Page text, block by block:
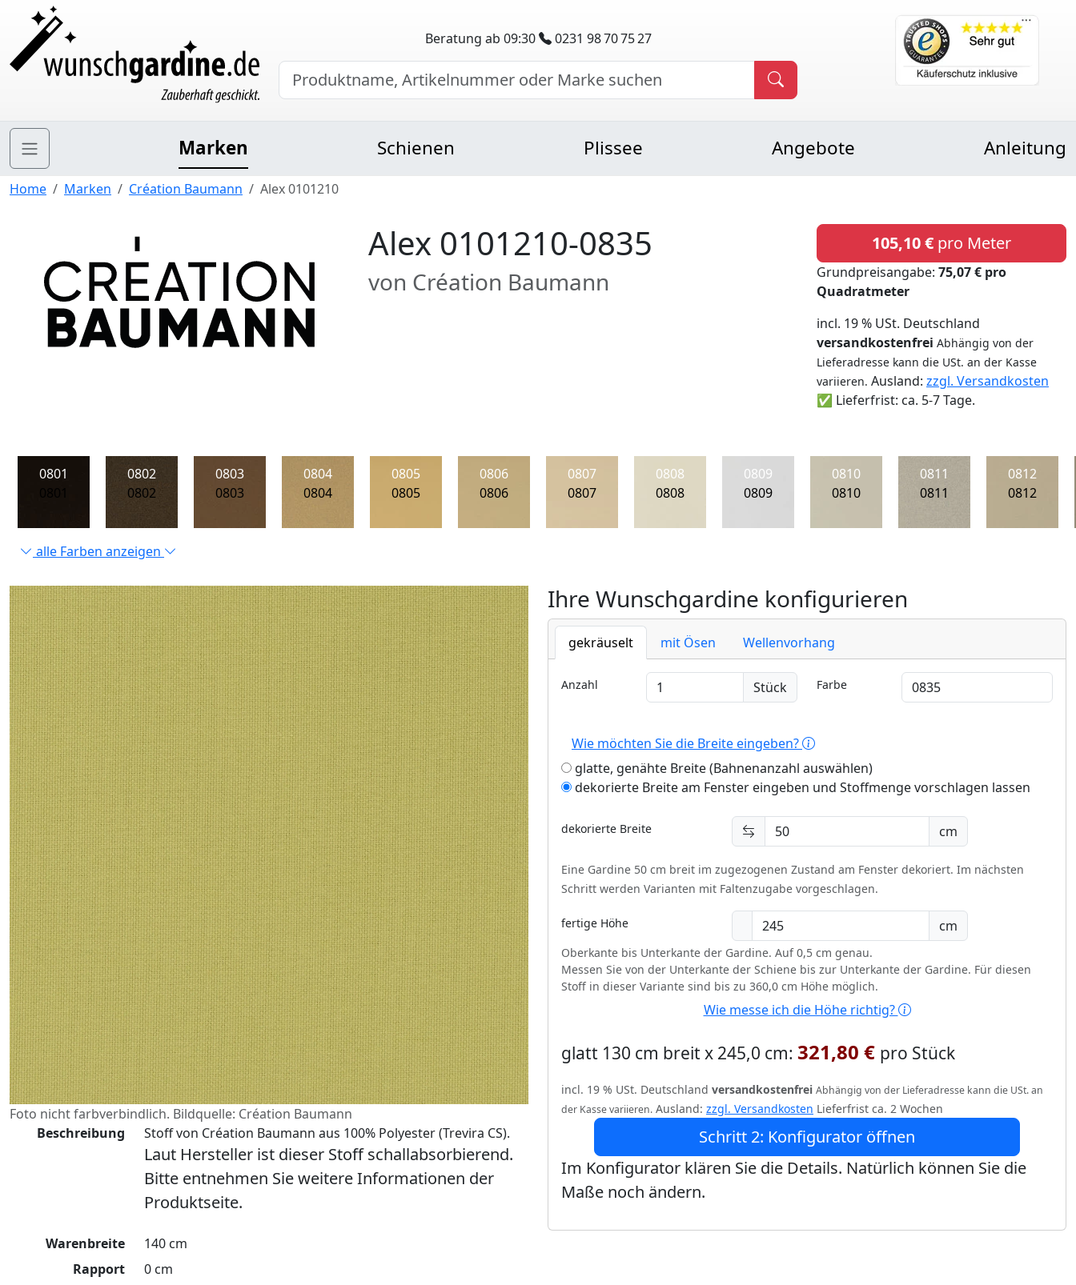
Beratung ab 09:30 0231 98 70 75 27
Marken Schienen Plissee Angebote Anleitung
Home Marken Création Baumann Alex 0101210
Alex 0101210-0835
von Création Baumann
105,10 € pro Meter
Grundpreisangabe: 75,07 € pro
Quadratmeter
incl. 19 % USt. Deutschland
versandkostenfrei Abhängig von der
Lieferadresse kann die USt. an der Kasse
variieren. Ausland: zzgl. Versandkosten
✅ Lieferfrist: ca. 5-7 Tage.
0801
0802
0802
0803
0803
0804
0804
0805
0805
0806
0806
0807
0807
0808
0808
0809
0809
0810
0810
0811
0811
0812
0812
alle Farben anzeigen
Foto nicht farbverbindlich. Bildquelle: Création Baumann
Beschreibung
Stoff von Création Baumann aus 100% Polyester (Trevira CS).
Laut Hersteller ist dieser Stoff schallabsorbierend.
Bitte entnehmen Sie weitere Informationen der
Produktseite.
Warenbreite
140 cm
Rapport
0 cm
Ihre Wunschgardine konfigurieren
gekräuselt mit Ösen Wellenvorhang
Anzahl Stück Farbe
Wie möchten Sie die Breite eingeben?
glatte, genähte Breite (Bahnenanzahl auswählen)
dekorierte Breite am Fenster eingeben und Stoffmenge vorschlagen lassen
dekorierte Breite cm
Eine Gardine 50 cm breit im zugezogenen Zustand am Fenster dekoriert. Im nächsten
Schritt werden Varianten mit Faltenzugabe vorgeschlagen.
fertige Höhe cm
Oberkante bis Unterkante der Gardine. Auf 0,5 cm genau.
Messen Sie von der Unterkante der Schiene bis zur Unterkante der Gardine. Für diesen
Stoff in dieser Variante sind bis zu 360,0 cm Höhe möglich.
Wie messe ich die Höhe richtig?
glatt 130 cm breit x 245,0 cm: 321,80 € pro Stück
incl. 19 % USt. Deutschland versandkostenfrei Abhängig von der Lieferadresse kann die USt. an
der Kasse variieren. Ausland: zzgl. Versandkosten Lieferfrist ca. 2 Wochen
Schritt 2: Konfigurator öffnen
Im Konfigurator klären Sie die Details. Natürlich können Sie die
Maße noch ändern.